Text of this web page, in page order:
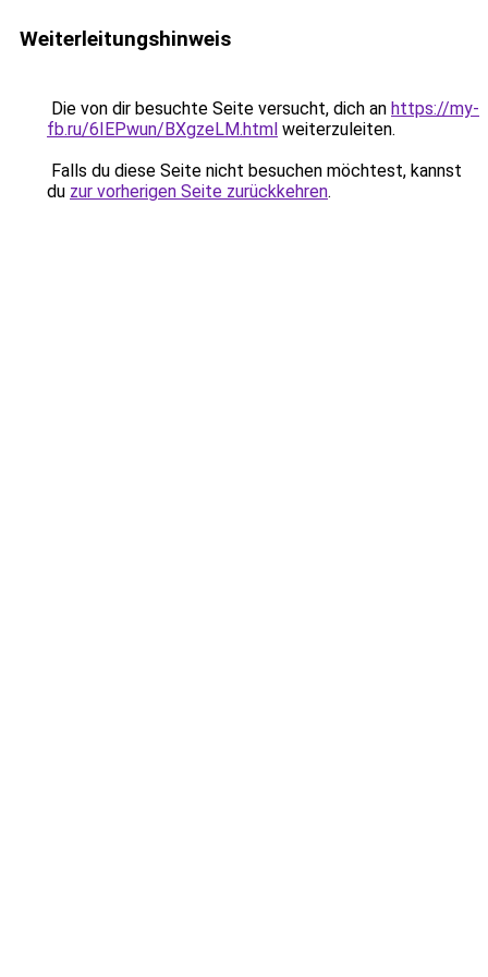
Weiterleitungshinweis
Die von dir besuchte Seite versucht, dich an https://my-
fb.ru/6IEPwun/BXgzeLM.html weiterzuleiten.
Falls du diese Seite nicht besuchen möchtest, kannst
du zur vorherigen Seite zurückkehren.